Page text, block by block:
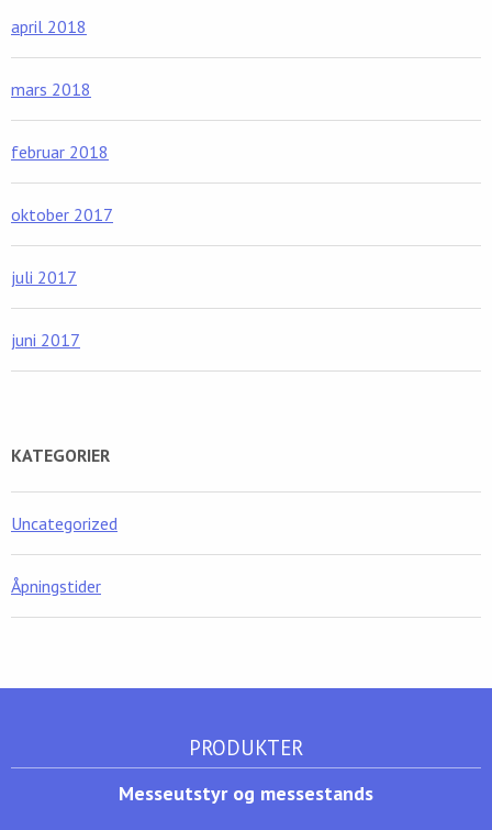
april 2018
mars 2018
februar 2018
oktober 2017
juli 2017
juni 2017
KATEGORIER
Uncategorized
Åpningstider
PRODUKTER
Messeutstyr og messestands